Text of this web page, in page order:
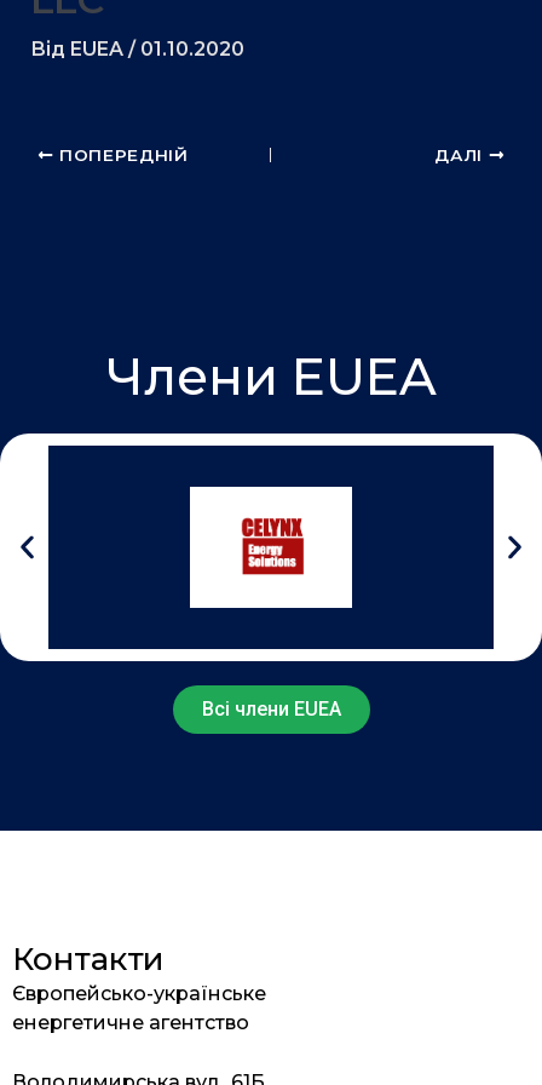
Від EUEA / 01.10.2020
ПОПЕРЕДНІЙ ДАЛІ
Члени EUEA
Всі члени EUEA
Контакти
Європейсько-українське
енергетичне агентство